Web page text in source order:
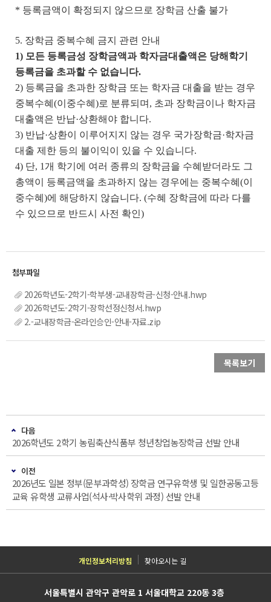
* 등록금액이 확정되지 않으므로 장학금 산출 불가
5. 장학금 중복수혜 금지 관련 안내
1) 모든 등록금성 장학금액과 학자금대출액은 당해학기
등록금을 초과할 수 없습니다.
2) 등록금을 초과한 장학금 또는 학자금 대출을 받는 경우
중복수혜(이중수혜)로 분류되며, 초과 장학금이나 학자금
대출액은 반납·상환해야 합니다.
3) 반납·상환이 이루어지지 않는 경우 국가장학금·학자금
대출 제한 등의 불이익이 있을 수 있습니다.
4) 단, 1개 학기에 여러 종류의 장학금을 수혜받더라도 그
총액이 등록금액을 초과하지 않는 경우에는 중복수혜(이
중수혜)에 해당하지 않습니다. (수혜 장학금에 따라 다를
수 있으므로 반드시 사전 확인)
2026학년도-2학기-학부생-교내장학금-신청-안내.hwp
2026학년도-2학기-장학선정신청서.hwp
2.-교내장학금-온라인승인-안내-자료.zip
목록보기
다음
2026학년도 2학기 농림축산식품부 청년창업농장학금 선발 안내
이전
2026년도 일본 정부(문부과학성) 장학금 연구유학생 및 일한공동고등
교육 유학생 교류사업(석사·박사학위 과정) 선발 안내
개인정보처리방침 찾아오시는 길
서울특별시 관악구 관악로 1 서울대학교 220동 3층